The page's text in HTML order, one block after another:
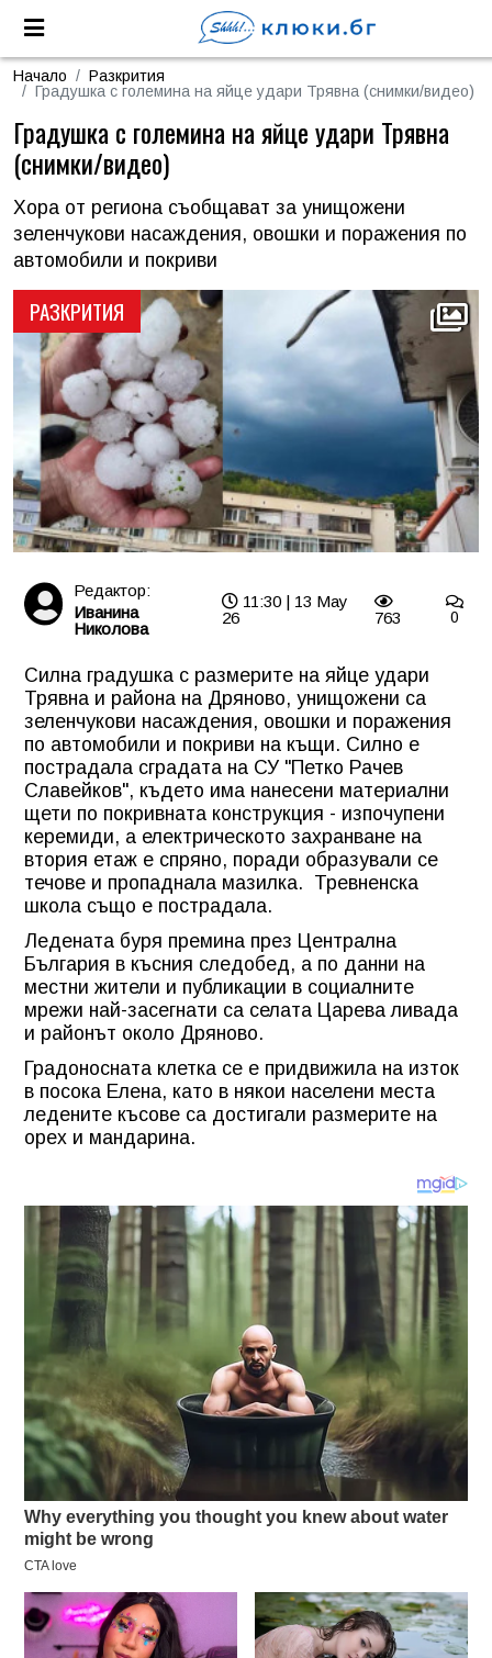
Начало
Разкрития
Градушка с големина на яйце удари Трявна (снимки/видео)
РАЗКРИТИЯ
Градушка с големина на яйце удари Трявна
(снимки/видео)
Хора от региона съобщават за унищожени
зеленчукови насаждения, овошки и поражения по
автомобили и покриви
Редактор:
Иванина
Николова
11:30 | 13 May
26
763 0
Силна градушка с размерите на яйце удари
Трявна и района на Дряново, унищожени са
зеленчукови насаждения, овошки и поражения
по автомобили и покриви на къщи. Силно е
пострадала сградата на СУ "Петко Рачев
Славейков", където има нанесени материални
щети по покривната конструкция - изпочупени
керемиди, а електрическото захранване на
втория етаж е спряно, поради образували се
течове и пропаднала мазилка. Тревненска
школа също е пострадала.
Ледената буря премина през Централна
България в късния следобед, а по данни на
местни жители и публикации в социалните
мрежи най-засегнати са селата Царева ливада
и районът около Дряново.
Градоносната клетка се е придвижила на изток
в посока Елена, като в някои населени места
ледените късове са достигали размерите на
орех и мандарина.